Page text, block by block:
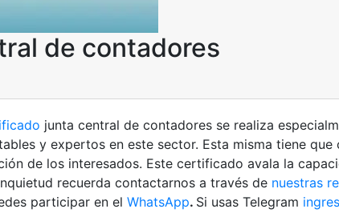
de contadores
junta central de contadores se realiza
y expertos en este sector. Esta misma tiene
de los interesados. Este certificado avala la
recuerda contactarnos a través de nuestras
participar en el WhatsApp. Si usas Telegram